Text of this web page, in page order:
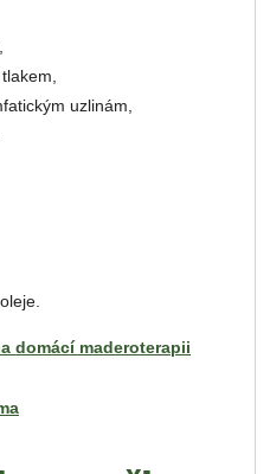
uzlinám,
domácí maderoterapii